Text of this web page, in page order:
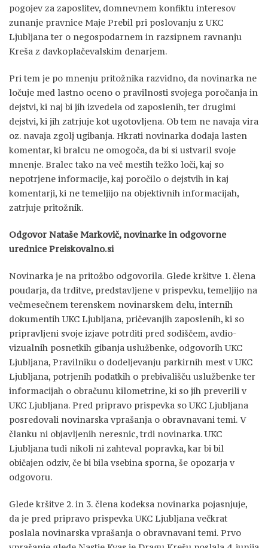
pogojev za zaposlitev, domnevnem konfiktu interesov
zunanje pravnice Maje Prebil pri poslovanju z UKC
Ljubljana ter o negospodarnem in razsipnem ravnanju
Kreša z davkoplačevalskim denarjem.
Pri tem je po mnenju pritožnika razvidno, da novinarka ne
ločuje med lastno oceno o pravilnosti svojega poročanja in
dejstvi, ki naj bi jih izvedela od zaposlenih, ter drugimi
dejstvi, ki jih zatrjuje kot ugotovljena. Ob tem ne navaja vira
oz. navaja zgolj ugibanja. Hkrati novinarka dodaja lasten
komentar, ki bralcu ne omogoča, da bi si ustvaril svoje
mnenje. Bralec tako na več mestih težko loči, kaj so
nepotrjene informacije, kaj poročilo o dejstvih in kaj
komentarji, ki ne temeljijo na objektivnih informacijah,
zatrjuje pritožnik.
Odgovor Nataše Markovič, novinarke in odgovorne
urednice Preiskovalno.si
Novinarka je na pritožbo odgovorila. Glede kršitve 1. člena
poudarja, da trditve, predstavljene v prispevku, temeljijo na
večmesečnem terenskem novinarskem delu, internih
dokumentih UKC Ljubljana, pričevanjih zaposlenih, ki so
pripravljeni svoje izjave potrditi pred sodiščem, avdio-
vizualnih posnetkih gibanja uslužbenke, odgovorih UKC
Ljubljana, Pravilniku o dodeljevanju parkirnih mest v UKC
Ljubljana, potrjenih podatkih o prebivališču uslužbenke ter
informacijah o obračunu kilometrine, ki so jih preverili v
UKC Ljubljana. Pred pripravo prispevka so UKC Ljubljana
posredovali novinarska vprašanja o obravnavani temi. V
članku ni objavljenih neresnic, trdi novinarka. UKC
Ljubljana tudi nikoli ni zahteval popravka, kar bi bil
običajen odziv, če bi bila vsebina sporna, še opozarja v
odgovoru.
Glede kršitve 2. in 3. člena kodeksa novinarka pojasnjuje,
da je pred pripravo prispevka UKC Ljubljana večkrat
poslala novinarska vprašanja o obravnavani temi. Prvo